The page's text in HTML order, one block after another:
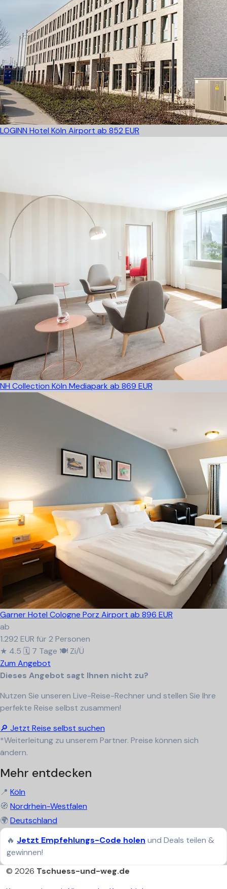
LOGINN Hotel Köln Airport ab 852 EUR
NH Collection Köln Mediapark ab 869 EUR
Garner Hotel Cologne Porz Airport ab 896 EUR
ab
1.292 EUR für 2 Personen
★ 4.5 🗓 7 Tage 🍽 Zi/Ü
Zum Angebot
Dieses Angebot sagt Ihnen nicht zu?
Nutzen Sie unseren Live-Reise-Rechner und stellen Sie Ihre
perfekte Reise selbst zusammen!
🔎 Jetzt Reise selbst suchen
*Weiterleitung zu unserem Partner. Preise können sich
ändern.
Mehr entdecken
📍 Köln
🧭 Nordrhein-Westfalen
🌍Deutschland
🔥 Jetzt Empfehlungs-Code holen und Deals teilen &
gewinnen!
© 2026 Tschuess-und-weg.de